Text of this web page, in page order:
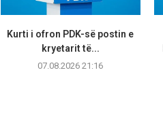
Kurti i ofron PDK-së postin e
kryetarit të...
07.08.2026 21:16